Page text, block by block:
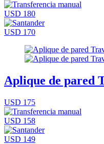
USD 180
USD 170
Aplique de pared
USD 175
USD 158
USD 149